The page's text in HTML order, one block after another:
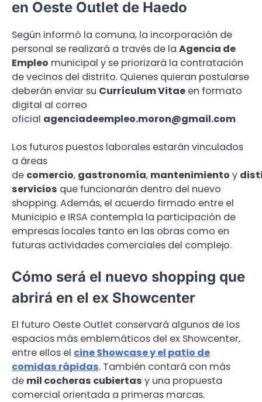
en Oeste Outlet de Haedo
Según informó la comuna, la incorporación de
personal se realizará a través de la Agencia de
Empleo municipal y se priorizará la contratación
de vecinos del distrito. Quienes quieran postularse
deberán enviar su Currículum Vitae en formato
digital al correo
oficial agenciadeempleo.moron@gmail.com
Los futuros puestos laborales estarán vinculados
a áreas
de comercio, gastronomía, mantenimiento y
servicios que funcionarán dentro del nuevo
shopping. Además, el acuerdo firmado entre el
Municipio e IRSA contempla la participación de
empresas locales tanto en las obras como en
futuras actividades comerciales del complejo.
Cómo será el nuevo shopping que
abrirá en el ex Showcenter
El futuro Oeste Outlet conservará algunos de los
espacios más emblemáticos del ex Showcenter,
entre ellos el cine Showcase y el patio de
comidas rápidas. También contará con más
de mil cocheras cubiertas y una propuesta
comercial orientada a primeras marcas.